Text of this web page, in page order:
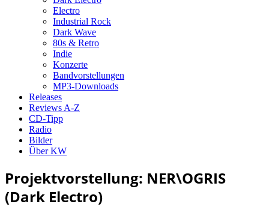
Electro
Industrial Rock
Dark Wave
80s & Retro
Indie
Konzerte
Bandvorstellungen
MP3-Downloads
Releases
Reviews A-Z
CD-Tipp
Radio
Bilder
Über KW
Projektvorstellung: NER\OGRIS
(Dark Electro)